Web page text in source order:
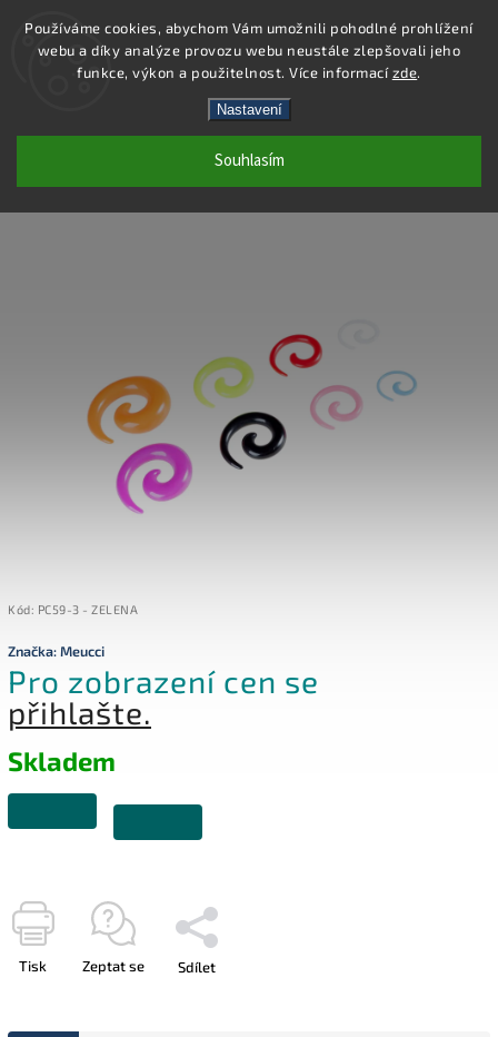
Používáme cookies, abychom Vám umožnili pohodlné prohlížení
webu a díky analýze provozu webu neustále zlepšovali jeho
funkce, výkon a použitelnost. Více informacízde.
Nastavení
Souhlasím
Hledat
PC59-3 - ROZTAHOVÁK SPIRÁLA -
Kód: PC59-3 - ZELENA
Značka:Meucci
Pro zobrazení cen se
přihlašte.
Skladem
Tisk Zeptat se Sdílet